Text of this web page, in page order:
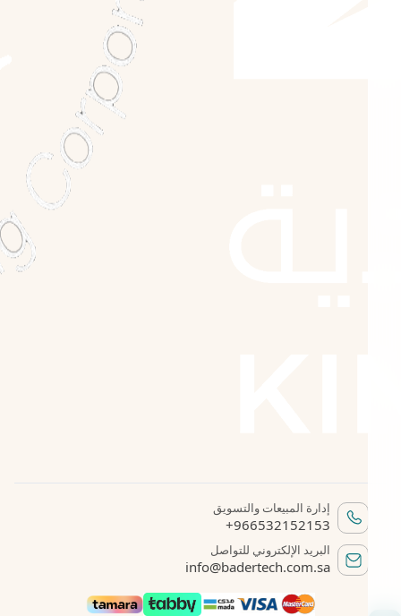
إدارة المبيعات والتسويق
+966532152153
البريد الإلكتروني للتواصل
info@badertech.com.sa